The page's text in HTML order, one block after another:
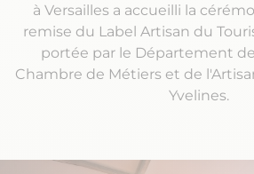
à Versailles a accueilli la
remise du Label Artisan du
portée par le Département
Chambre de Métiers et de
Yvelines.